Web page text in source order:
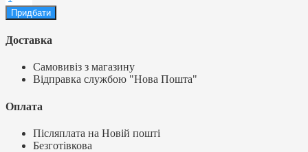
Доставка
Самовивіз з магазину
Відправка службою "Нова Пошта"
Оплата
Післяплата на Новій пошті
Безготівкова